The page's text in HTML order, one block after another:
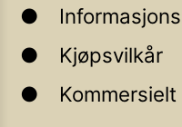
Kjøpsvilkår